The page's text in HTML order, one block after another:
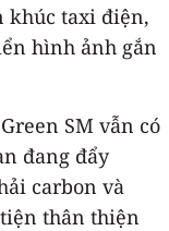
khúc taxi điện,
hình ảnh gắn
SM vẫn có
đang đẩy
carbon và
thân thiện